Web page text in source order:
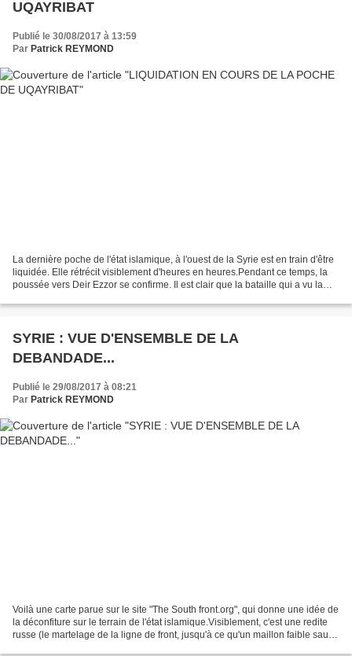
UQAYRIBAT
Publié le 30/08/2017 à 13:59
Par Patrick REYMOND
La dernière poche de l'état islamique, à l'ouest de la Syrie est en train d'être
liquidée. Elle rétrécit visiblement d'heures en heures.Pendant ce temps, la
poussée vers Deir Ezzor se confirme. Il est clair que la bataille qui a vu la
SYRIE : VUE D'ENSEMBLE DE LA
DEBANDADE...
Publié le 29/08/2017 à 08:21
Par Patrick REYMOND
Voilà une carte parue sur le site "The South front.org", qui donne une idée de
la déconfiture sur le terrain de l'état islamique.Visiblement, c'est une redite
russe (le martelage de la ligne de front, jusqu'à ce qu'un maillon faible saute,